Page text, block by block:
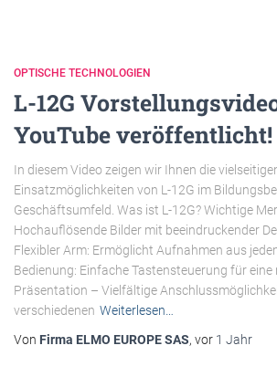
OPTISCHE TECHNOLOGIEN
L-12G
YouTube veröffentlicht!
In diesem Video zeigen wir Ihnen die
Einsatzmöglichkeiten von L-12G im
Geschäftsumfeld. Was ist L-12G? Wichtige
Hochauflösende Bilder mit beeindruckender
Flexibler Arm: Ermöglicht Aufnahmen aus
Bedienung: Einfache Tastensteuerung für eine
Präsentation – Vielfältige
verschiedenen Weiterlesen…
Von Firma ELMO EUROPE SAS, vor 1 Jahr